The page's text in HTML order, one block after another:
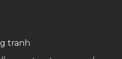
tranh